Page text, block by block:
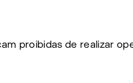
proibidas de realizar